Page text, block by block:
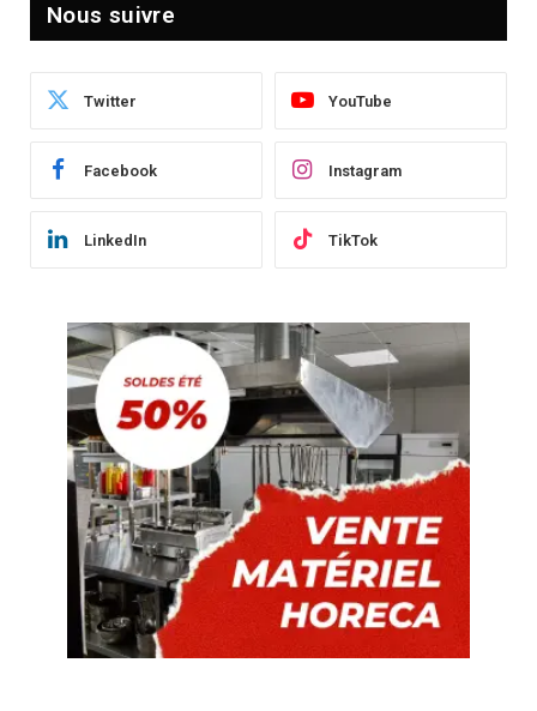
Nous suivre
Twitter YouTube
Facebook Instagram
LinkedIn TikTok